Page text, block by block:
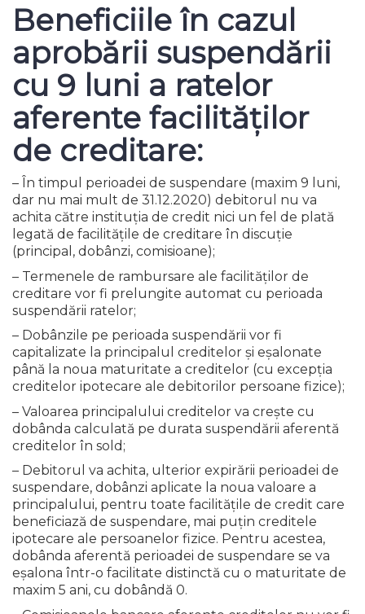
Beneficiile în cazul
aprobării suspendării
cu 9 luni a ratelor
aferente facilităților
de creditare:
– În timpul perioadei de suspendare (maxim 9 luni,
dar nu mai mult de 31.12.2020) debitorul nu va
achita către instituția de credit nici un fel de plată
legată de facilitățile de creditare în discuție
(principal, dobânzi, comisioane);
– Termenele de rambursare ale facilităților de
creditare vor fi prelungite automat cu perioada
suspendării ratelor;
– Dobânzile pe perioada suspendării vor fi
capitalizate la principalul creditelor și eșalonate
până la noua maturitate a creditelor (cu excepția
creditelor ipotecare ale debitorilor persoane fizice);
– Valoarea principalului creditelor va crește cu
dobânda calculată pe durata suspendării aferentă
creditelor în sold;
– Debitorul va achita, ulterior expirării perioadei de
suspendare, dobânzi aplicate la noua valoare a
principalului, pentru toate facilitățile de credit care
beneficiază de suspendare, mai puțin creditele
ipotecare ale persoanelor fizice. Pentru acestea,
dobânda aferentă perioadei de suspendare se va
eșalona într-o facilitate distinctă cu o maturitate de
maxim 5 ani, cu dobândă 0.